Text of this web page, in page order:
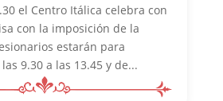
el Centro Itálica celebra con
con la imposición de la
estarán para
9.30 a las 13.45 y de...